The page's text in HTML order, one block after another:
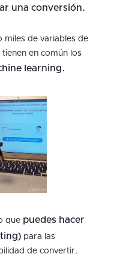
una conversión.
miles de variables de
en común los
learning.
que puedes hacer
para las
de convertir.